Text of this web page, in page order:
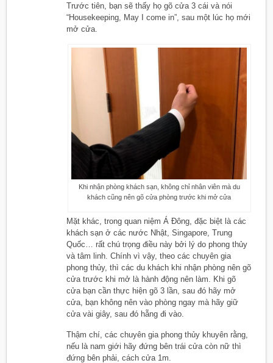
Trước tiên, bạn sẽ thấy họ gõ cửa 3 cái và nói
“Housekeeping, May I come in”, sau một lúc họ mới
mở cửa.
Khi nhận phòng khách sạn, không chỉ nhân viên mà du
khách cũng nên gõ cửa phòng trước khi mở cửa
Mặt khác, trong quan niệm Á Đông, đặc biệt là các
khách sạn ở các nước Nhật, Singapore, Trung
Quốc… rất chú trọng điều này bởi lý do phong thủy
và tâm linh. Chính vì vậy, theo các chuyên gia
phong thủy, thì các du khách khi nhận phòng nên gõ
cửa trước khi mở là hành động nên làm. Khi gõ
cửa bạn cần thực hiện gõ 3 lần, sau đó hãy mở
cửa, bạn không nên vào phòng ngay mà hãy giữ
cửa vài giây, sau đó hẵng đi vào.
Thậm chí, các chuyên gia phong thủy khuyên rằng,
nếu là nam giới hãy đứng bên trái cửa còn nữ thì
đứng bên phải, cách cửa 1m.